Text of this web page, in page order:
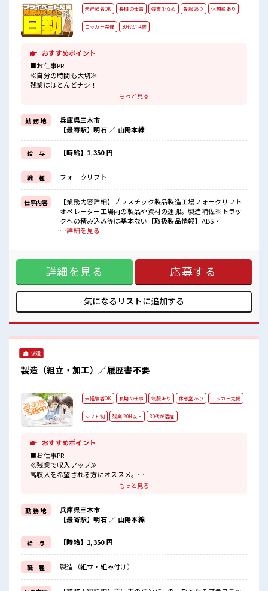
未経験者OK 長期の仕事 残業少なめ 制服あり 休憩室あり
ロッカー完備 30代が活躍
おすすめポイント
■お仕事PR
≪自分の時間も大切≫
残業はほとんどナシ！
場合によってはお願いすることもあります♪
制服があるので、
毎日の服装の悩み解消♪
≪未経験でも活躍できる≫
新しいことにチャレンジするのは不安だけど、
しっかり働く環境が整っています！
イチからスキルUP・ステップUP目指していきましょう！
≪様々なお仕事をご提案≫
一人で悩まず気軽に相談できる、
派遣のお仕事です！
■職場の雰囲気
休憩室で楽しくおしゃべり！
ストレス解消☆
未経験から始めた方もイッパイ！
まずはチャレンジしてみませんか？
もっと見る
勤 務 地
兵庫県三木市
【最寄駅】明石 ／ 山陽本線
給 与 【時給】1,350 円
職 種 フォークリフト
仕事内容
【業務内容詳細】プラスチック製品製造工場フォークリフト
オペレーター工場内の製品や資材の運搬。製造補佐※トラッ
クへの積み込み等は基本ない【取扱製品情報】ABS・
AES/ASA・PP・HIPS・多層(2～3層)・プリントシート等、真
す♪ ≪ラクラク制服アリ≫ 制服があるので、 毎日の服装の悩
み解消♪ ≪未経験でも活躍できる≫ 新しいことにチャレンジ
するのは不安だけど、 しっかり働く環境が整っています！ イ
チからスキルUP・ステップUP目指していきましょう！ ≪
様々なお仕事をご提案≫ 一人で悩まず気軽に相談できる、 派
遣のお仕事です！ ■職場の雰囲気 休憩室で楽しくおしゃべ
カー付き職場♪ 未経験から始めた方もイッパイ！ まずはチャ
レンジしてみませんか？
…詳細を見る
詳細を見る 応募する
気になるリストに追加する
派遣
製造（組立・加工）／履歴書不要
未経験者OK 長期の仕事 制服あり 休憩室あり ロッカー完備
シフト制 残業 20H以上 30代が活躍
おすすめポイント
■お仕事PR
≪残業で収入アップ≫
高収入を希望される方にオススメ。
残業は月20時間以上あります♪
≪初めての仕事だけど自分にもできそう≫
新しいことにチャレンジするのは不安だけど、
しっかり働く環境が整っています！
イチからスキルUP・ステップUP目指していきましょう！
≪自分に向いている仕事が探せる≫
困った事などがあれば、
担当がしっかりサポートします！
■職場の雰囲気
もっと見る
勤 務 地
兵庫県三木市
【最寄駅】明石 ／ 山陽本線
給 与 【時給】1,350 円
職 種 製造（組立・組み付け）